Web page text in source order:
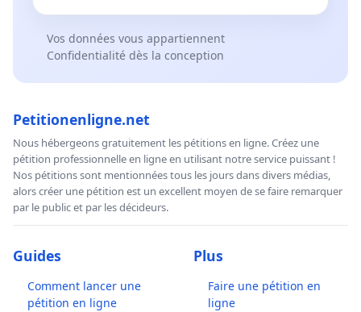
Vos données vous appartiennent
Confidentialité dès la conception
Petitionenligne.net
Nous hébergeons gratuitement les pétitions en ligne. Créez une
pétition professionnelle en ligne en utilisant notre service puissant !
Nos pétitions sont mentionnées tous les jours dans divers médias,
alors créer une pétition est un excellent moyen de se faire remarquer
par le public et par les décideurs.
Guides
Comment lancer une
pétition en ligne
Plus
Faire une pétition en
ligne